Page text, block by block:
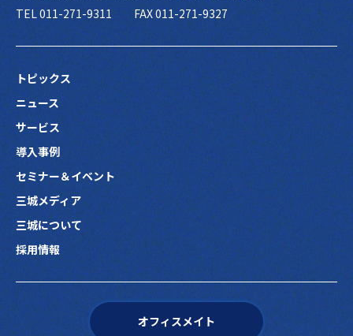
TEL 011-271-9311
FAX 011-271-9327
トピックス
ニュース
サービス
導入事例
セミナー＆イベント
三城メディア
三城について
採用情報
オフィスメイト